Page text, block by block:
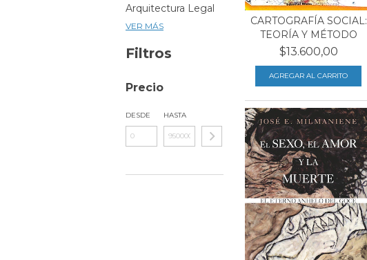
Arquitectura Legal
VER MÁS
Filtros
Precio
DESDE HASTA
CARTOGRAFÍA SOCIAL:
TEORÍA Y MÉTODO
$13.600,00